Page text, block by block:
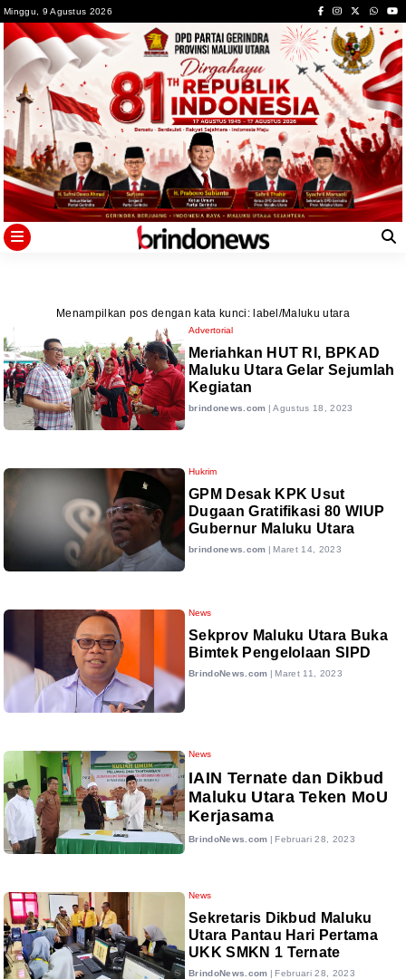
to
content
Minggu, 9 Agustus 2026
Menampilkan pos dengan kata kunci: label/Maluku utara
Advertorial
Meriahkan HUT RI, BPKAD
Maluku Utara Gelar Sejumlah
Kegiatan
brindonews.com | Agustus 18, 2023
Hukrim
GPM Desak KPK Usut
Dugaan Gratifikasi 80 WIUP
Gubernur Maluku Utara
brindonews.com | Maret 14, 2023
News
Sekprov Maluku Utara Buka
Bimtek Pengelolaan SIPD
BrindoNews.com | Maret 11, 2023
News
IAIN Ternate dan Dikbud
Maluku Utara Teken MoU
Kerjasama
BrindoNews.com | Februari 28, 2023
News
Sekretaris Dikbud Maluku
Utara Pantau Hari Pertama
UKK SMKN 1 Ternate
BrindoNews.com | Februari 28, 2023